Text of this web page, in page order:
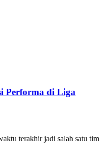
Performa di Liga
terakhir jadi salah satu tim